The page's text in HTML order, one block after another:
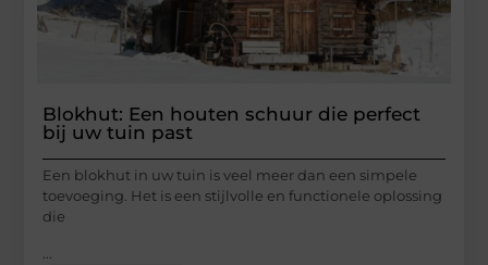
Blokhut: Een houten schuur die perfect
bij uw tuin past
Een blokhut in uw tuin is veel meer dan een simpele
toevoeging. Het is een stijlvolle en functionele oplossing
die